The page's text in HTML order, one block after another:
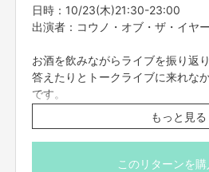
日時：10/23(木)21:30-23:00
出演者：コウノ・オブ・ザ・イヤー
お酒を飲みながらライブを振り返
答えたりとトークライブに来れな
です。
※こちらのリターンは10/19(日
ます。
※出演者は変更になる場合があり
もっと見る
このリターンを